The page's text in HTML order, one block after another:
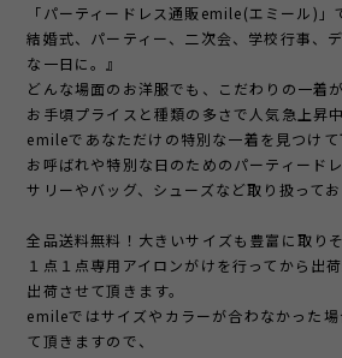
「パーティードレス通販emile(エミール)」
結婚式、パーティー、二次会、学校行事、
な一日に。』
どんな場面のお洋服でも、こだわりの一着
お手頃プライスと種類の多さで人気急上昇中
emileであなただけの特別な一着を見つけて
お呼ばれや特別な日のためのパーティード
サリーやバッグ、シューズなど取り扱ってお
全品送料無料！大きいサイズも豊富に取りそ
１点１点専用アイロンがけを行ってから出
出荷させて頂きます。
emileではサイズやカラーが合わなかった
て頂きますので、